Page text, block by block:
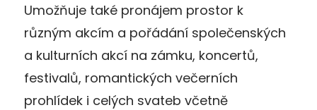
Umožňuje také pronájem prostor k
různým akcím a pořádání společenských
a kulturních akcí na zámku, koncertů,
festivalů, romantických večerních
prohlídek i celých svateb včetně